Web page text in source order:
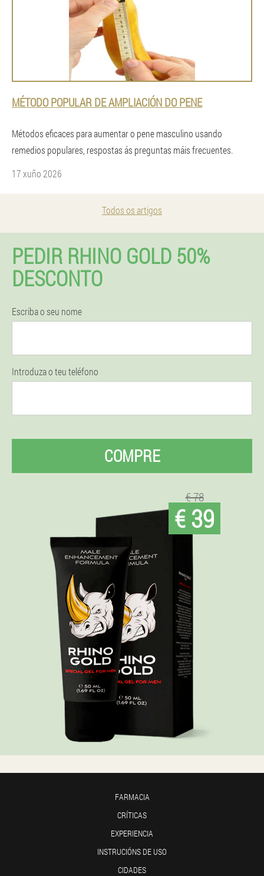
MÉTODO POPULAR DE AMPLIACIÓN DO PENE
Métodos eficaces para aumentar o pene masculino usando
remedios populares, respostas ás preguntas máis frecuentes.
17 xuño 2026
Todos os artigos
PEDIR RHINO GOLD 50%
DESCONTO
Escriba o seu nome
Introduza o teu teléfono
COMPRE
€ 78
€ 39
FARMACIA
CRÍTICAS
EXPERIENCIA
INSTRUCIÓNS DE USO
CIDADES